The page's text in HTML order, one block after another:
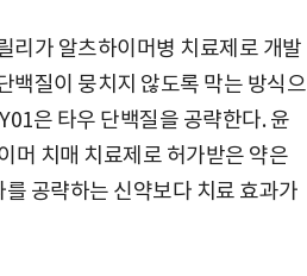
리가 알츠하이머병 치료제로 개발
백질이 뭉치지 않도록 막는 방식으
은 타우 단백질을 공략한다. 윤
머 치매 치료제로 허가받은 약은
공략하는 신약보다 치료 효과가